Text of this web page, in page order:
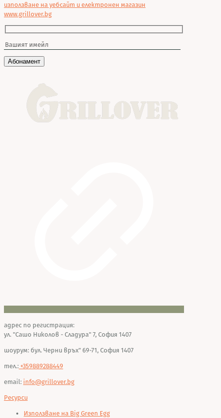
използване на уебсайт и електронен магазин
www.grillover.bg
адрес по регистрация:
ул. "Сашо Николов - Сладура" 7, София 1407
шоурум: бул. Черни връх" 69-71, София 1407
тел.: +359889288449
email: info@grillover.bg
Ресурси
Използване на Big Green Egg